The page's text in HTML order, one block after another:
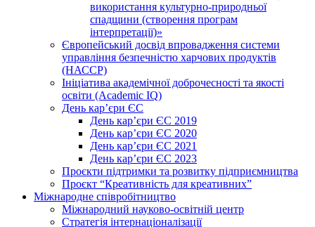
використання культурно-природньої
спадщини (створення програм
інтерпретації)»
Європейський досвід впровадження системи
управління безпечністю харчових продуктів
(НАССР)
Ініціатива академічної доброчесності та якості
освіти (Academic IQ)
День кар’єри ЄС
День кар’єри ЄС 2019
День кар’єри ЄС 2020
День кар’єри ЄС 2021
День кар’єри ЄС 2023
Проєкти підтримки та розвитку підприємництва
Проєкт “Креативність для креативних”
Міжнародне співробітництво
Міжнародний науково-освітній центр
Стратегія інтернаціоналізації